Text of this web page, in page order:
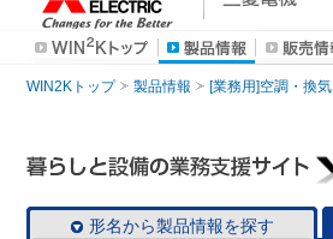
WIN2Kトップ 製品情報 [業務用]空調・換気
形名から製品情報を探す